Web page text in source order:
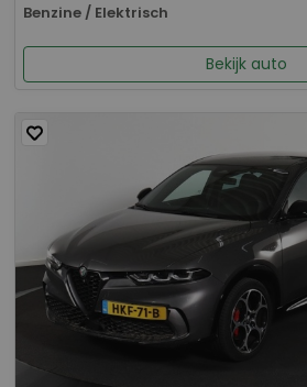
Benzine / Elektrisch
Bekijk auto